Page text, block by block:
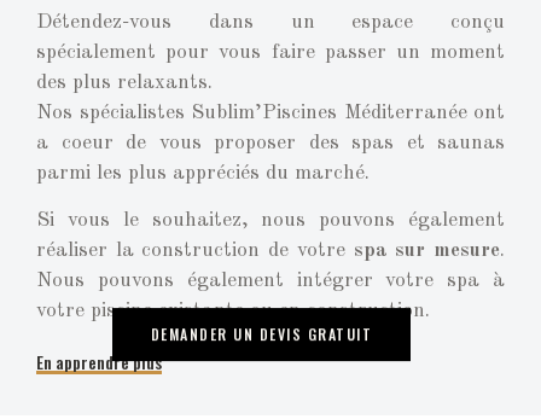
Détendez-vous dans un espace conçu
spécialement pour vous faire passer un moment
des plus relaxants.
Nos spécialistes Sublim’Piscines Méditerranée ont
a coeur de vous proposer des spas et saunas
parmi les plus appréciés du marché.
Si vous le souhaitez, nous pouvons également
réaliser la construction de votre spa sur mesure.
Nous pouvons également intégrer votre spa à
votre piscine existante ou en construction.
En apprendre plus
DEMANDER UN DEVIS GRATUIT